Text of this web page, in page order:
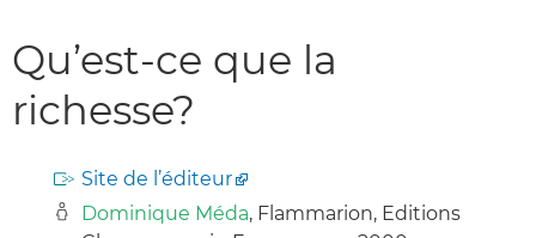
Qu’est-ce que la
richesse?
Site de l’éditeur
Dominique Méda, Flammarion, Editions